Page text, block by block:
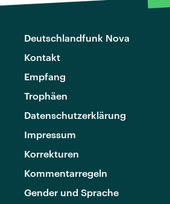
Deutschlandfunk Nova
Kontakt
Empfang
Trophäen
Datenschutzerklärung
Impressum
Korrekturen
Kommentarregeln
Gender und Sprache